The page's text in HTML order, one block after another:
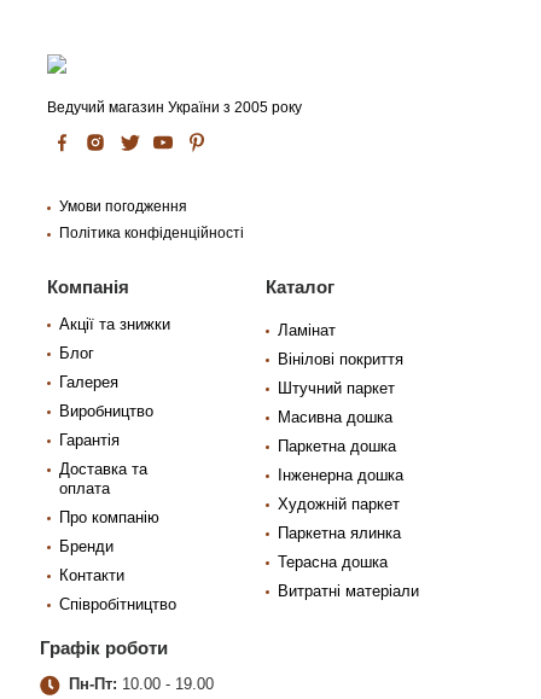
Ведучий магазин України з 2005 року
Умови погодження
Політика конфіденційності
Компанія
Акції та знижки
Блог
Галерея
Виробництво
Гарантія
Доставка та
оплата
Про компанію
Бренди
Контакти
Співробітництво
Каталог
Ламінат
Вінілові покриття
Штучний паркет
Масивна дошка
Паркетна дошка
Інженерна дошка
Художній паркет
Паркетна ялинка
Терасна дошка
Витратні матеріали
Графік роботи
Пн-Пт: 10.00 - 19.00